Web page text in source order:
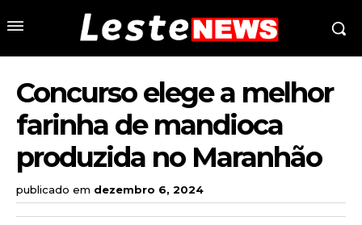
Concurso elege a melhor
farinha de mandioca
produzida no Maranhão
publicado em dezembro 6, 2024